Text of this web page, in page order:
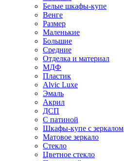
Белые шкафы-купе
Венге
Размер
Маленькие
Большие
Средние
Отделка и материал
МДФ
Пластик
Alvic Luxe
Эмаль
Акрил
ДСП
С патиной
Шкафы-купе с зеркалом
Матовое зеркало
Стекло
Цветное стекло